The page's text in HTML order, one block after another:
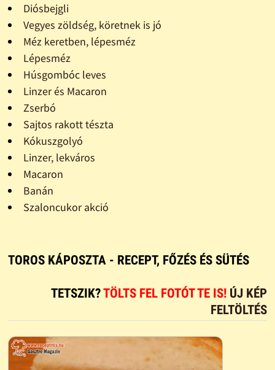
Diósbejgli
Vegyes zöldség, köretnek is jó
Méz keretben, lépesméz
Lépesméz
Húsgombóc leves
Linzer és Macaron
Zserbó
Sajtos rakott tészta
Kókuszgolyó
Linzer, lekváros
Macaron
Banán
Szaloncukor akció
TOROS KÁPOSZTA - RECEPT, FŐZÉS ÉS SÜTÉS
TETSZIK?TÖLTS FEL FOTÓT TE IS! ÚJ KÉP
FELTÖLTÉS